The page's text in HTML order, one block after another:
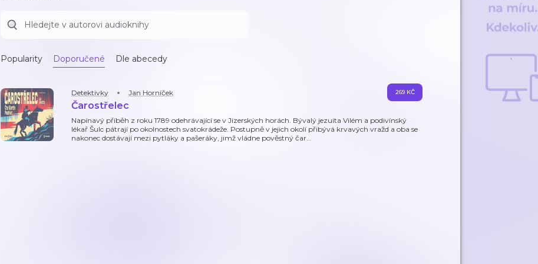
Popularity Doporučené Dle abecedy
Detektivky Jan Horníček
Čarostřelec
Napínavý příběh z roku 1789 odehrávající se v Jizerských horách. Bývalý jezuita Vilém a podivínský
lékař Šulc pátrají po okolnostech svatokrádeže. Postupně v jejich okolí přibývá krvavých vražd a oba se
nakonec dostávají mezi pytláky a pašeráky, jimž vládne pověstný čar…
269 KČ